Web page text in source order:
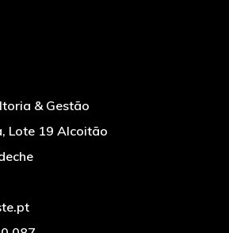
& Gestão
Lote 19 Alcoitão